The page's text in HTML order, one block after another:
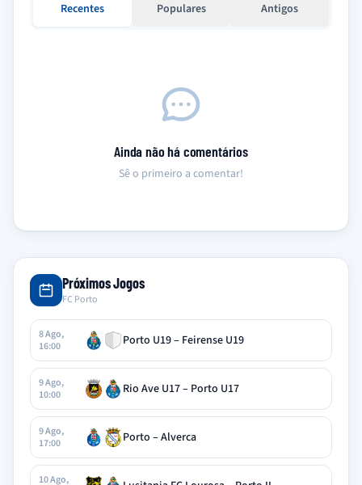
Recentes Populares Antigos
Ainda não há comentários
Sê o primeiro a comentar!
Próximos Jogos
FC Porto
8 Ago,
16:00
Porto U19 – Feirense U19
9 Ago,
10:00
Rio Ave U17 – Porto U17
9 Ago,
17:00
Porto – Alverca
10 Ago,